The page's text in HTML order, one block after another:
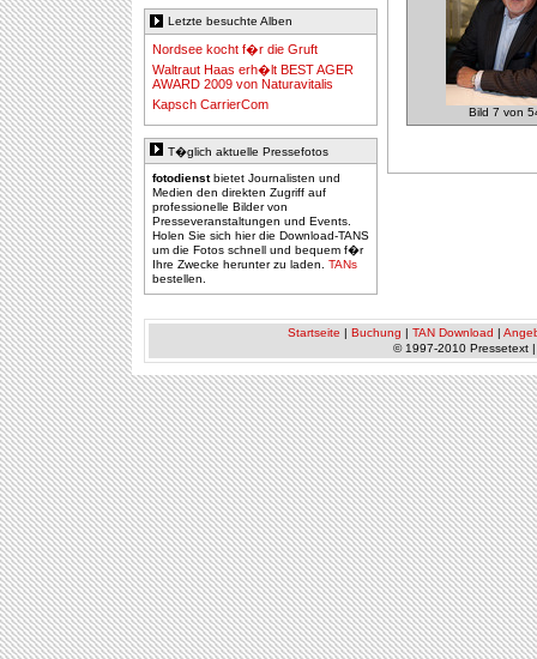
Letzte besuchte Alben
Nordsee kocht f�r die Gruft
Waltraut Haas erh�lt BEST AGER
AWARD 2009 von Naturavitalis
Kapsch CarrierCom
T�glich aktuelle Pressefotos
fotodienstbietet Journalisten und
Medien den direkten Zugriff auf
professionelle Bilder von
Presseveranstaltungen und Events.
Holen Sie sich hier die Download-TANS
um die Fotos schnell und bequem f�r
Ihre Zwecke herunter zu laden. TANs
bestellen.
Bild 7 von
Startseite | Buchung | TAN Download |
© 1997-2010 Pressetext